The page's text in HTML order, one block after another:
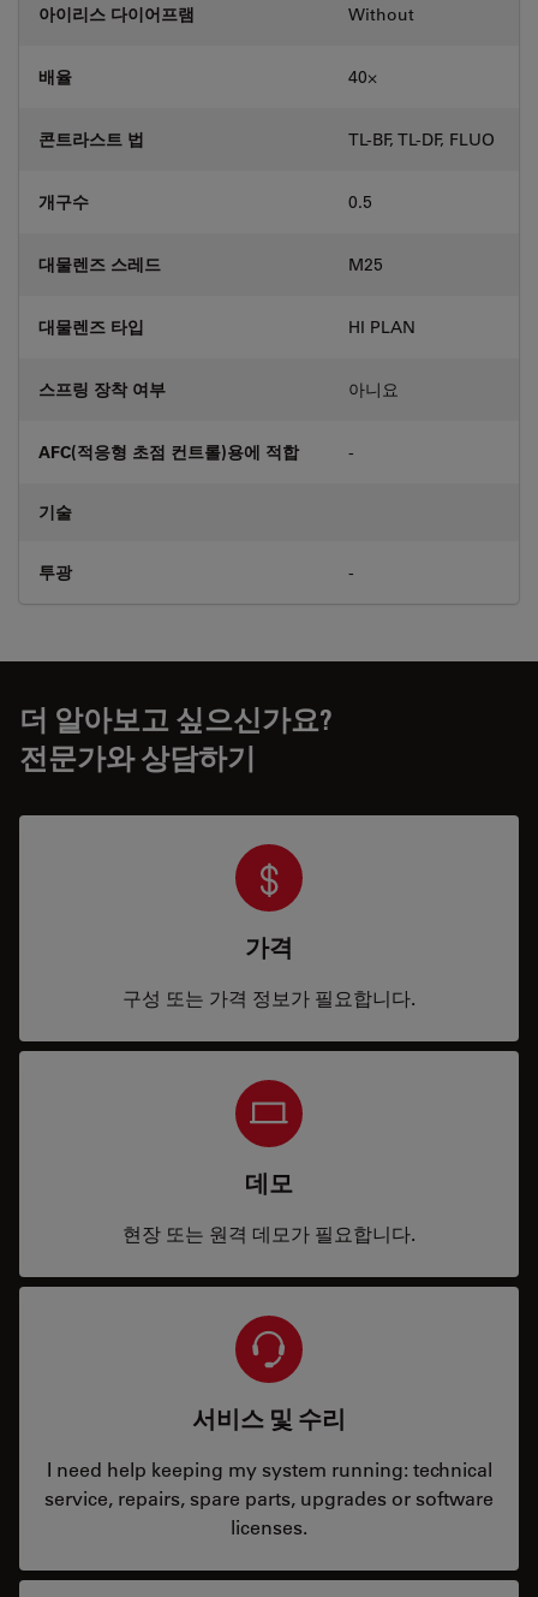
아이리스 다이어프램 Without
배율 40⨉
콘트라스트 법 TL-BF, TL-DF, FLUO
개구수 0.5
대물렌즈 스레드 M25
대물렌즈 타입 HI PLAN
스프링 장착 여부 아니요
AFC(적응형 초점 컨트롤)용에 적합 -
기술
투광 -
더 알아보고 싶으신가요?
전문가와 상담하기
가격
구성 또는 가격 정보가 필요합니다.
데모
현장 또는 원격 데모가 필요합니다.
서비스 및 수리
I need help keeping my system running: technical
service, repairs, spare parts, upgrades or software
licenses.